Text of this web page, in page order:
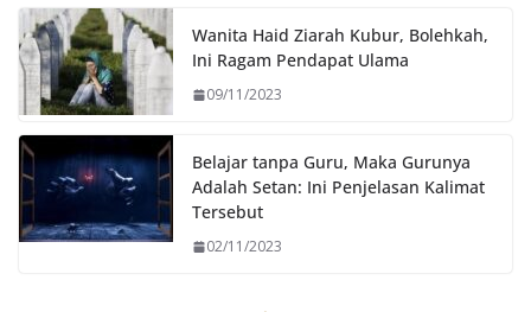
Wanita Haid Ziarah Kubur, Bolehkah,
Ini Ragam Pendapat Ulama
09/11/2023
Belajar tanpa Guru, Maka Gurunya
Adalah Setan: Ini Penjelasan Kalimat
Tersebut
02/11/2023